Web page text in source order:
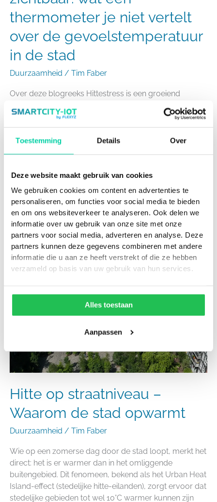
Toestemming Details Over
Deze website maakt gebruik van cookies
We gebruiken cookies om content en advertenties te
personaliseren, om functies voor social media te bieden
en om ons websiteverkeer te analyseren. Ook delen we
informatie over uw gebruik van onze site met onze
partners voor social media, adverteren en analyse. Deze
partners kunnen deze gegevens combineren met andere
informatie die u aan ze heeft verstrekt of die ze hebben
verzameld op basis van uw gebruik van hun services.
Alles toestaan
Aanpassen
thermometer je niet vertelt
over de gevoelstemperatuur
in de stad
Duurzaamheid / Tim Faber
Over deze blogreeks Hittestress is een groeiend
gezondheid, economie en leefbaarheid. In deze
vierdelige reeks bespreken we hoe je met lokaal meten
en data-analyse effectief kunt omgaan met hittestress.
Vanuit verschillende invalshoeken bekijken we hoe data
SmartCity-IoT ondersteunt hierbij met sensoren,
in
de
stad
Meer lezen »
Hitte op straatniveau –
Waarom de stad opwarmt
Duurzaamheid / Tim Faber
Wie op een zomerse dag door de stad loopt, merkt het
direct: het is er warmer dan in het omliggende
buitengebied. Dit fenomeen, bekend als het Urban Heat
Island-effect (stedelijke hitte-eilanden), zorgt ervoor dat
stedelijke gebieden tot wel 10°C warmer kunnen zijn
Hitte
op
–
Waarom